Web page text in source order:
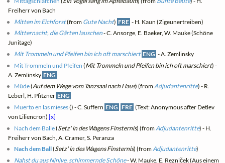
Freiherr von Bach
Mitten im Eichforst(from Gute Nacht) FRE - H. Kaun (Zigeunertreiben)
Mitternacht, die Gärten lauschen- C. Ansorge, E. Baeker, W. Mauke (Schöne
Junitage)
Mit Trommeln und Pfeifen bin ich oft marschiert ENG - A. Zemlinsky
Mit Trommeln und Pfeifen (Mit Trommeln und Pfeifen bin ich oft marschiert) -
A. Zemlinsky ENG
Müde(Auf dem Wege vom Tanzsaal nach Haus) (fromAdjudantenritte) - R.
Leberl, H. Pfitzner ENG
Muerto en las mieses() - C. Suffern ENG FRE (Text: Anonymous after Detlev
von Liliencron)[x]
Nach dem Balle(Setz' in des Wagens Finsternis) (from Adjudantenritte) - H.
Freiherr von Bach, A. Cramer, S. Peranza
Nach dem Ball(Setz' in des Wagens Finsternis) (fromAdjudantenritte)
Nahst du aus Ninive, schimmernde Schöne- W. Mauke, E. Rezniček (Aus einem